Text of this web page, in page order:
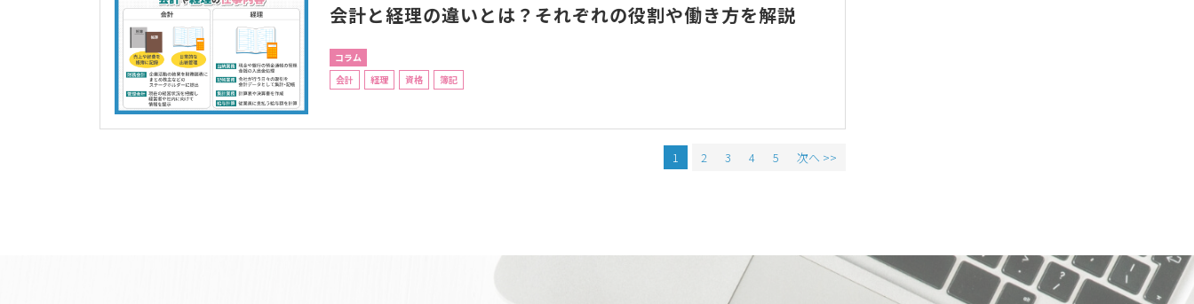
会計と経理の違いとは？それぞれの役割や働き方を解説
コラム
会計
経理 資格 簿記
1 2 3 4 5 次へ >>